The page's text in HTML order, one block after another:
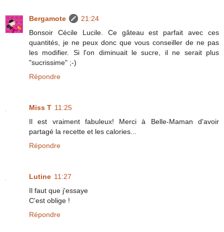
Bergamote
21:24
Bonsoir Cécile Lucile. Ce gâteau est parfait avec ces
quantités, je ne peux donc que vous conseiller de ne pas
les modifier. Si l'on diminuait le sucre, il ne serait plus
"sucrissime" ;-)
Répondre
Miss T 11:25
Il est vraiment fabuleux! Merci à Belle-Maman d'avoir
partagé la recette et les calories...
Répondre
Lutine 11:27
Il faut que j'essaye
C'est oblige !
Répondre